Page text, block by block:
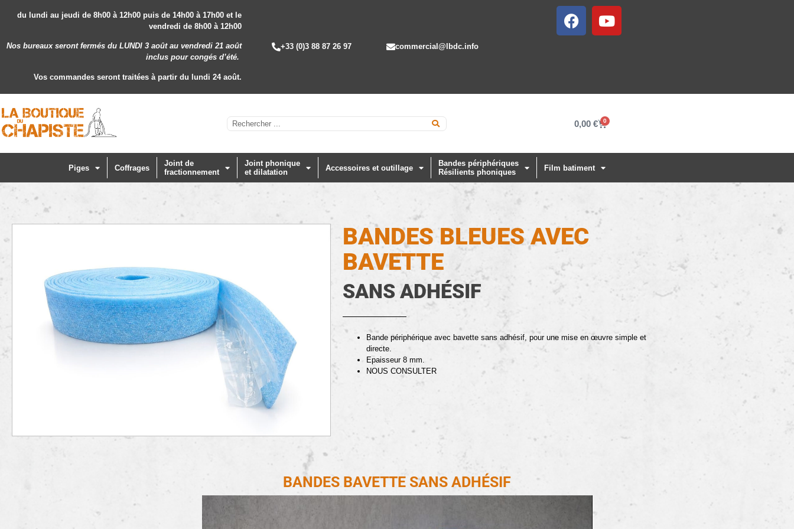
du lundi au jeudi de 8h00 à 12h00 puis de 14h00 à 17h00 et le
vendredi de 8h00 à 12h00
Nos bureaux seront fermés du LUNDI 3 août au vendredi 21 août
inclus pour congés d’été.
Vos commandes seront traitées à partir du lundi 24 août.
+33 (0)3 88 87 26 97 commercial@lbdc.info
0,00€ 0
Piges Coffrages
Joint de
fractionnement
Joint phonique
et dilatation
Accessoires et outillage
Bandes périphériques
Résilients phoniques
Film batiment
BANDES BLEUES AVEC
BAVETTE
SANS ADHÉSIF
Bande périphérique avec bavette sans adhésif, pour une mise en œuvre simple et
directe.
Epaisseur 8 mm.
NOUS CONSULTER
BANDES BAVETTE SANS ADHÉSIF